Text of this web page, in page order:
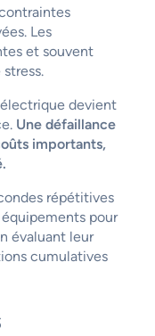
Les
et souvent
devient
Une défaillance
importants,
répétitives
pour
évaluant leur
cumulatives